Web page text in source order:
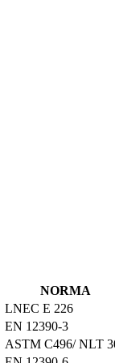
NORMA
LNEC E 226
EN 12390-3
ASTM C496/ NLT